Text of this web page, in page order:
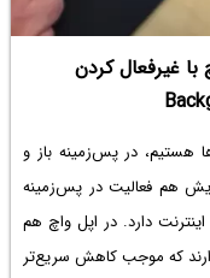
غیرفعال کردن
هستیم، در پس‌زمینه باز و
هم فعالیت در پس‌زمینه
دارد. در اپل واچ هم
که موجب کاهش سریع‌تر